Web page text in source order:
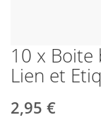
Skip
to
the
of
10 x Boite
Lien et
Special
2,95 €